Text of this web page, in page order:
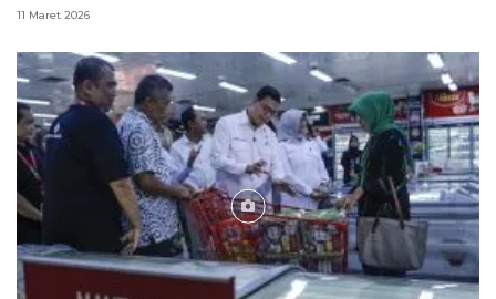
11 Maret 2026